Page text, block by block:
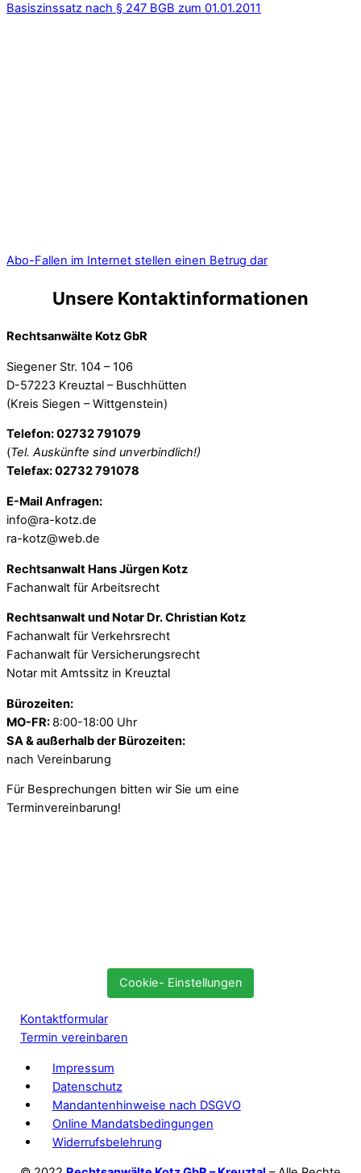
Basiszinssatz nach § 247 BGB zum 01.01.2011
Abo-Fallen im Internet stellen einen Betrug dar
Unsere Kontaktinformationen
Rechtsanwälte Kotz GbR
Siegener Str. 104 – 106
D-57223 Kreuztal – Buschhütten
(Kreis Siegen – Wittgenstein)
Telefon: 02732 791079
(Tel. Auskünfte sind unverbindlich!)
Telefax: 02732 791078
E-Mail Anfragen:
info@ra-kotz.de
ra-kotz@web.de
Rechtsanwalt Hans Jürgen Kotz
Fachanwalt für Arbeitsrecht
Rechtsanwalt und Notar Dr. Christian Kotz
Fachanwalt für Verkehrsrecht
Fachanwalt für Versicherungsrecht
Notar mit Amtssitz in Kreuztal
Bürozeiten:
MO-FR: 8:00-18:00 Uhr
SA & außerhalb der Bürozeiten:
nach Vereinbarung
Für Besprechungen bitten wir Sie um eine
Terminvereinbarung!
Cookie- Einstellungen
Kontaktformular
Termin vereinbaren
Impressum
Datenschutz
Mandantenhinweise nach DSGVO
Online Mandatsbedingungen
Widerrufsbelehrung